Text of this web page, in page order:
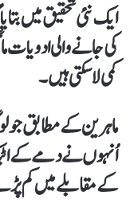
ایک نئی تحقیق میں
کی جانے والی
کمی لا سکتی ہیں۔
ماہرین کے مطابق جو
اُنہوں نے دمے کے
کے مقابلے میں کم